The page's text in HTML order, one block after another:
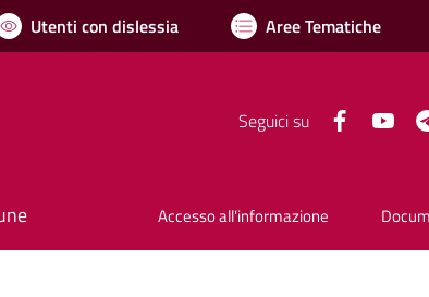
Utenti con dislessia Aree Tematiche
Seguici su Facebook
Accesso all'informazione